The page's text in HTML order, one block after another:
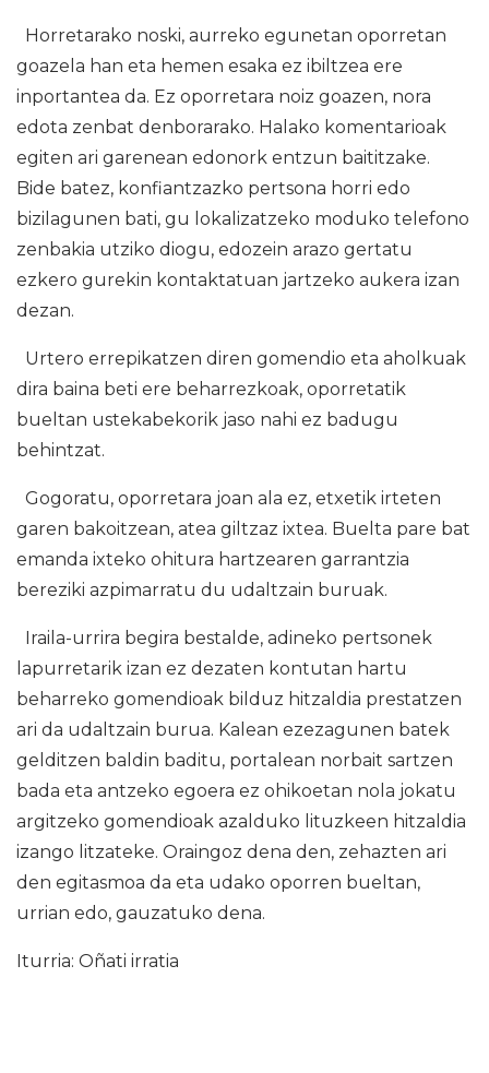
Horretarako noski, aurreko egunetan oporretan
goazela han eta hemen esaka ez ibiltzea ere
inportantea da. Ez oporretara noiz goazen, nora
edota zenbat denborarako. Halako komentarioak
egiten ari garenean edonork entzun baititzake.
Bide batez, konfiantzazko pertsona horri edo
bizilagunen bati, gu lokalizatzeko moduko telefono
zenbakia utziko diogu, edozein arazo gertatu
ezkero gurekin kontaktatuan jartzeko aukera izan
dezan.
Urtero errepikatzen diren gomendio eta aholkuak
dira baina beti ere beharrezkoak, oporretatik
bueltan ustekabekorik jaso nahi ez badugu
behintzat.
Gogoratu, oporretara joan ala ez, etxetik irteten
garen bakoitzean, atea giltzaz ixtea. Buelta pare bat
emanda ixteko ohitura hartzearen garrantzia
bereziki azpimarratu du udaltzain buruak.
Iraila-urrira begira bestalde, adineko pertsonek
lapurretarik izan ez dezaten kontutan hartu
beharreko gomendioak bilduz hitzaldia prestatzen
ari da udaltzain burua. Kalean ezezagunen batek
gelditzen baldin baditu, portalean norbait sartzen
bada eta antzeko egoera ez ohikoetan nola jokatu
argitzeko gomendioak azalduko lituzkeen hitzaldia
izango litzateke. Oraingoz dena den, zehazten ari
den egitasmoa da eta udako oporren bueltan,
urrian edo, gauzatuko dena.
Iturria: Oñati irratia